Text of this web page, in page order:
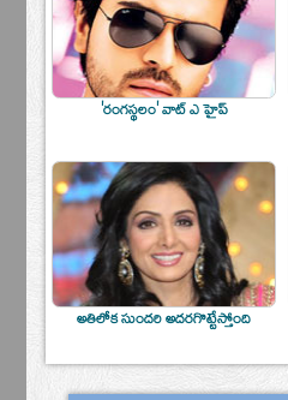
'రంగస్థలం' వాట్‌ ఎ హైప్‌
అతిలోక సుందరి అదరగొట్టేస్తోంది